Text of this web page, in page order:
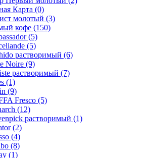
Карта (0)
молотый (3)
кофе (150)
(5)
(5)
растворимый (6)
Noire (9)
растворимый (7)
(1)
(9)
Fresco (5)
(12)
растворимый (1)
(2)
(4)
(8)
(1)